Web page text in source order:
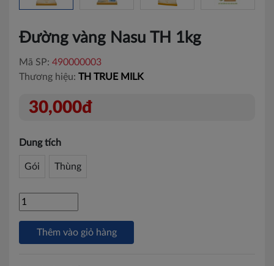
Đường vàng Nasu TH 1kg
Mã SP: 490000003
Thương hiệu: TH TRUE MILK
30,000đ
Dung tích
Gói Thùng
Thêm vào giỏ hàng